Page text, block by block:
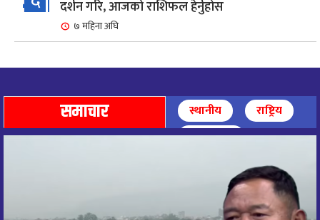
दर्शन गरि, आजको राशिफल हेर्नुहोस
७ महिना अघि
७
८ महिना अघि
८
आज पाथिभारा माताको दर्शन गरि, दिनको सुरुवात गर्दै,
आज माताभगवती जगज्जननी पाथिभरादेवीको दर्शन गरि
समाचार स्थानीय
राष्ट्रिय
अन्तर्राष्ट्रिय